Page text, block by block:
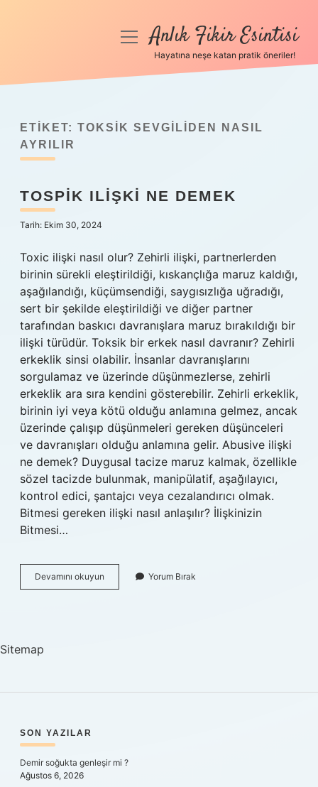
Anasayfa
Yasal Uyarı
menüyüAnlık Fikir Esintisi
Hayatına neşe katan pratik öneriler!
ETIKET: TOKSIK SEVGILIDEN NASIL
AYRILIR
TOSPIK ILIŞKI NE DEMEK
Tarih: Ekim 30, 2024
Toxic ilişki nasıl olur? Zehirli ilişki, partnerlerden
birinin sürekli eleştirildiği, kıskançlığa maruz kaldığı,
aşağılandığı, küçümsendiği, saygısızlığa uğradığı,
sert bir şekilde eleştirildiği ve diğer partner
tarafından baskıcı davranışlara maruz bırakıldığı bir
ilişki türüdür. Toksik bir erkek nasıl davranır? Zehirli
erkeklik sinsi olabilir. İnsanlar davranışlarını
sorgulamaz ve üzerinde düşünmezlerse, zehirli
erkeklik ara sıra kendini gösterebilir. Zehirli erkeklik,
birinin iyi veya kötü olduğu anlamına gelmez, ancak
üzerinde çalışıp düşünmeleri gereken düşünceleri
ve davranışları olduğu anlamına gelir. Abusive ilişki
ne demek? Duygusal tacize maruz kalmak, özellikle
sözel tacizde bulunmak, manipülatif, aşağılayıcı,
kontrol edici, şantajcı veya cezalandırıcı olmak.
Bitmesi gereken ilişki nasıl anlaşılır? İlişkinizin
Bitmesi…
Devamını okuyun
Ilişki
Yorum Bırak
Sitemap
SIDEBAR
SON YAZILAR
Demir soğukta genleşir mi ?
Ağustos 6, 2026